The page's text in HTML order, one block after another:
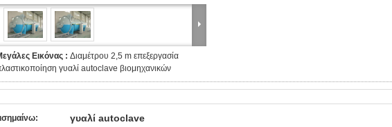
Εικόνας : Διαμέτρου 2,5 m επεξεργασία
γυαλί autoclave βιομηχανικών
γυαλί autoclave